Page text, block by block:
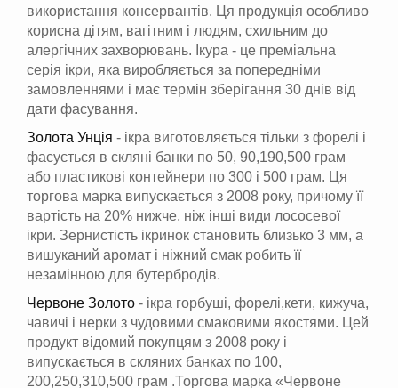
використання консервантів. Ця продукція особливо
корисна дітям, вагітним і людям, схильним до
алергічних захворювань. Ікура - це преміальна
серія ікри, яка виробляється за попередніми
замовленнями і має термін зберігання 30 днів від
дати фасування.
Золота Унція - ікра виготовляється тільки з форелі і
фасується в скляні банки по 50, 90,190,500 грам
або пластикові контейнери по 300 і 500 грам. Ця
торгова марка випускається з 2008 року, причому її
вартість на 20% нижче, ніж інші види лососевої
ікри. Зернистість ікринок становить близько 3 мм, а
вишуканий аромат і ніжний смак робить її
незамінною для бутербродів.
Червоне Золото - ікра горбуші, форелі,кети, кижуча,
чавичі і нерки з чудовими смаковими якостями. Цей
продукт відомий покупцям з 2008 року і
випускається в скляних банках по 100,
200,250,310,500 грам .Торгова марка «Червоне